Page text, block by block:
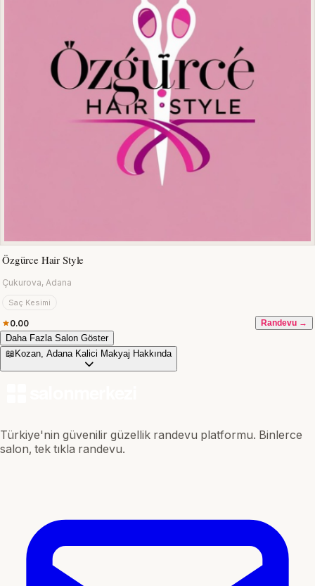
Özgürce Hair Style
Çukurova, Adana
Saç Kesimi
0.00 Randevu →
Daha Fazla Salon Göster
📖 Kozan, Adana Kalici Makyaj Hakkında
Türkiye'nin güvenilir güzellik randevu platformu. Binlerce
salon, tek tıkla randevu.